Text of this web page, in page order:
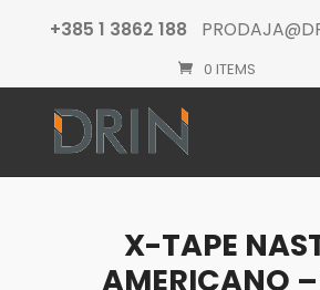
+385 1 3862 188
0 ITEMS
X-TAPE
AMERICANO